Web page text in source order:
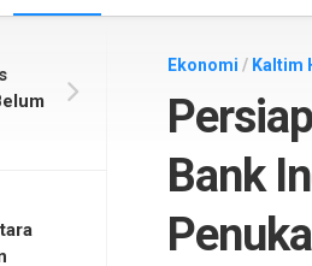
Ekonomi / Kaltim
Bank